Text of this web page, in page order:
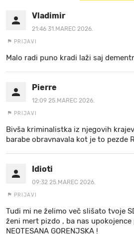
Vladimir
21:46 31.MAREC 2026.
PRIJAVI
Malo radi puno kradi laži saj
Pierre
12:09 25.MAREC 2026.
PRIJAVI
Bivša kriminalistka iz njegovih
barabe obravnavala kot je to pezde
Idioti
09:32 25.MAREC 2026.
PRIJAVI
Tudi mi ne želimo več slišato tvoje
ženi mert pizdo , ba nas upokojence
NEOTESANA GORENJSKA !